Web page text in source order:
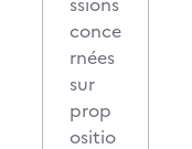
conce
rnées
sur
prop
ositio